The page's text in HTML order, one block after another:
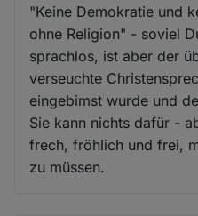
"Keine Demokratie und
ohne Religion" - soviel
sprachlos, ist aber der
verseuchte
eingebimst wurde und
Sie kann nichts dafür -
frech, fröhlich und frei,
zu müssen.